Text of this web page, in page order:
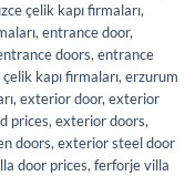
çelik kapı firmaları,
,entrance door,
doors,entrance
kapı firmaları,erzurum
,exterior door,exterior
prices,exterior doors,
doors,exterior steel door
door prices,ferforje villa